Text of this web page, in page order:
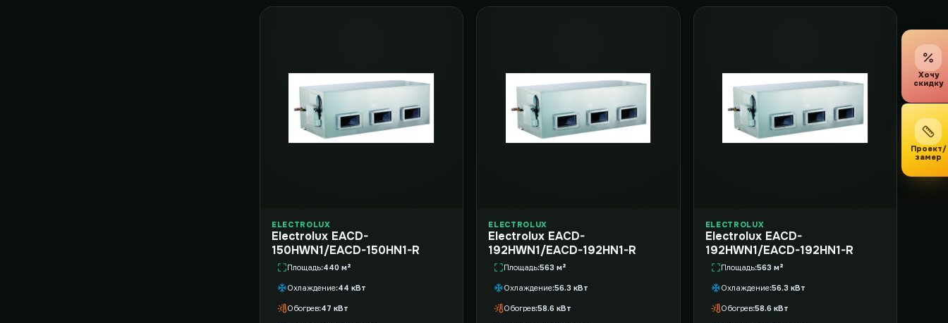
ELECTROLUX
Electrolux EACD-
150HWN1/EACD-150HN1-R
Площадь 440 м²
Охлаждение 44 кВт
Обогрев 47 кВт
ELECTROLUX
Electrolux EACD-
192HWN1/EACD-192HN1-R
Площадь 563 м²
Охлаждение 56.3 кВт
Обогрев 58.6 кВт
ELECTROLUX
Electrolux EACD-
192HWN1/EACD-192HN1-R
Площадь 563 м²
Охлаждение 56.3 кВт
Обогрев 58.6 кВт
Хочу
скидку
Проект/
замер